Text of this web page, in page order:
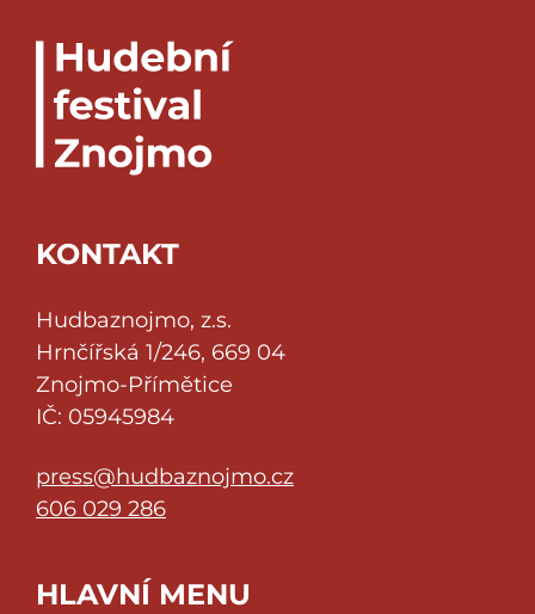
KONTAKT
Hudbaznojmo, z.s.
Hrnčířská 1/246, 669 04
Znojmo-Přímětice
IČ: 05945984
press@hudbaznojmo.cz
606 029 286
HLAVNÍ MENU